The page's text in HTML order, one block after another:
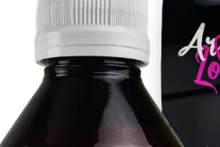
good girl